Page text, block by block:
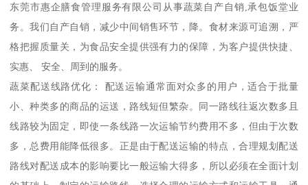
东莞市惠企膳食管理服务有限公司从事蔬菜自产自销,承包饭堂业
务。我们自产自销，减少中间销售环节，降。食材来源可追溯，严
格把握质量关，为食品安全提供强有力的保障，为客户提供快捷、
实惠、 安全、周到的服务。
蔬菜配送线路优化： 配送运输通常面对众多的用户，适合于批量
小、种类多的商品的运送，路线短但繁杂。同一路线往返次数多且
线路较为固定，即使一条线路一次运输节约费用不多，但由于次数
多，总费用能降低很多。正是由于配送运输的特点，合理规划配送
路线对配送成本的影响要比一般运输大得多，所以必须在全面计划